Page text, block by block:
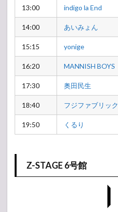
13:00 indigo la End
14:00 あいみょん
15:15 yonige
16:20 MANNISH BOYS
17:30 奥田民生
18:40 フジファブリック
19:50 くるり
Z-STAGE 6号館